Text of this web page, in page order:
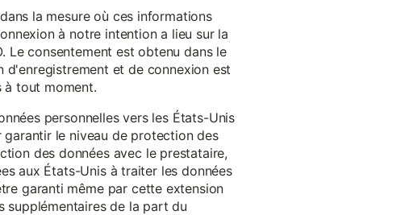
la mesure où ces informations
à notre intention a lieu sur la
Le consentement est obtenu dans le
et de connexion est
à tout moment.
personnelles vers les États-Unis
le niveau de protection des
des données avec le prestataire,
aux États-Unis à traiter les données
garanti même par cette extension
supplémentaires de la part du